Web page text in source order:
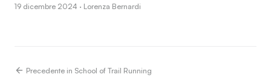
19 dicembre 2024 · Lorenza Bernardi
Precedente in School of Trail Running